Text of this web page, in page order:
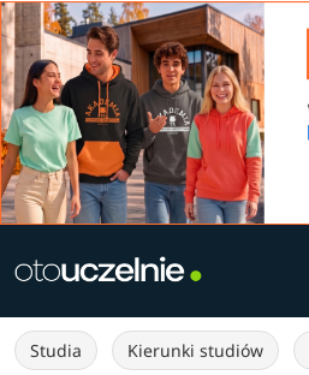
Studia Kierunki studiów